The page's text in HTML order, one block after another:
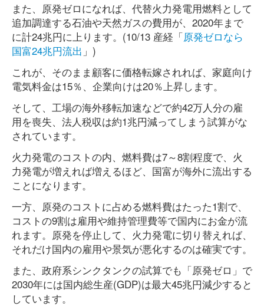
また、原発ゼロになれば、代替火力発電用燃料として
追加調達する石油や天然ガスの費用が、2020年まで
に計24兆円に上ります。(10/13 産経「原発ゼロなら
国富24兆円流出 」)
これが、そのまま顧客に価格転嫁されれば、家庭向け
電気料金は15％、企業向けは20％上昇します。
そして、工場の海外移転加速などで約42万人分の雇
用を喪失、法人税収は約1兆円減ってしまう試算がな
されています。
火力発電のコストの内、燃料費は7～8割程度で、火
力発電が増えれば増えるほど、国富が海外に流出する
ことになります。
一方、原発のコストに占める燃料費はたった1割で、
コストの9割は雇用や維持管理費等で国内にお金が流
れます。原発を停止して、火力発電に切り替えれば、
それだけ国内の雇用や景気が悪化するのは確実です。
また、政府系シンクタンクの試算でも「原発ゼロ」で
2030年には国内総生産(GDP)は最大45兆円減少すると
しています。